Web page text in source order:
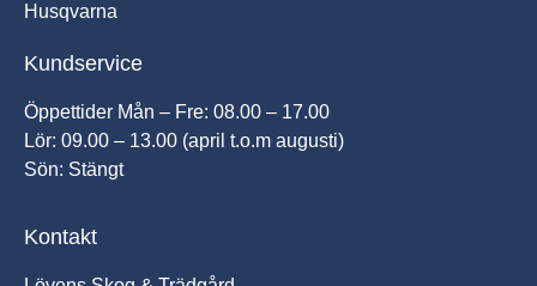
Husqvarna
Kundservice
Öppettider Mån – Fre: 08.00 – 17.00
Lör: 09.00 – 13.00 (april t.o.m augusti)
Sön: Stängt
Kontakt